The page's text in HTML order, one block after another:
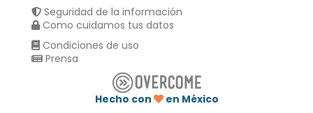
Seguridad de la información
Como cuidamos tus datos
Condiciones de uso
Prensa
Hecho con
en México